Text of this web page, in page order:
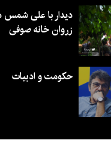
دیدار با علی شمس
زروان خانه صوفی
حکومت و ادبیات